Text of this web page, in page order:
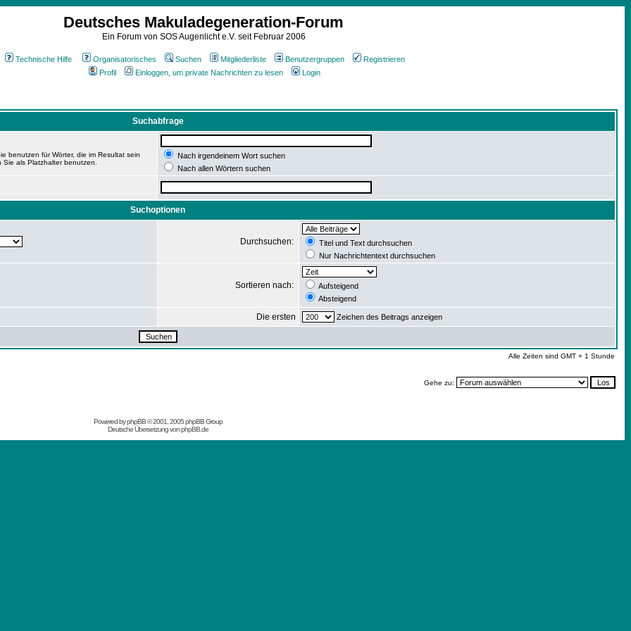
Deutsches Makuladegeneration-Forum
Ein Forum von SOS Augenlicht e.V. seit Februar 2006
Technische Hilfe Organisatorisches Suchen Mitgliederliste Benutzergruppen
Registrieren
Profil
Einloggen, um private Nachrichten zu lesen Login
Suchabfrage
benutzen für Wörter, die im Resultat sein
als Platzhalter benutzen.
Nach irgendeinem Wort suchen
Nach allen Wörtern suchen
Suchoptionen
Durchsuchen:
Titel und Text durchsuchen
Nur Nachrichtentext durchsuchen
Sortieren nach:
Aufsteigend
Absteigend
Die ersten Zeichen des Beitrags anzeigen
Alle Zeiten sind GMT + 1 Stunde
Gehe zu:
Powered byphpBB© 2001, 2005 phpBB Group
Deutsche Übersetzung vonphpBB.de